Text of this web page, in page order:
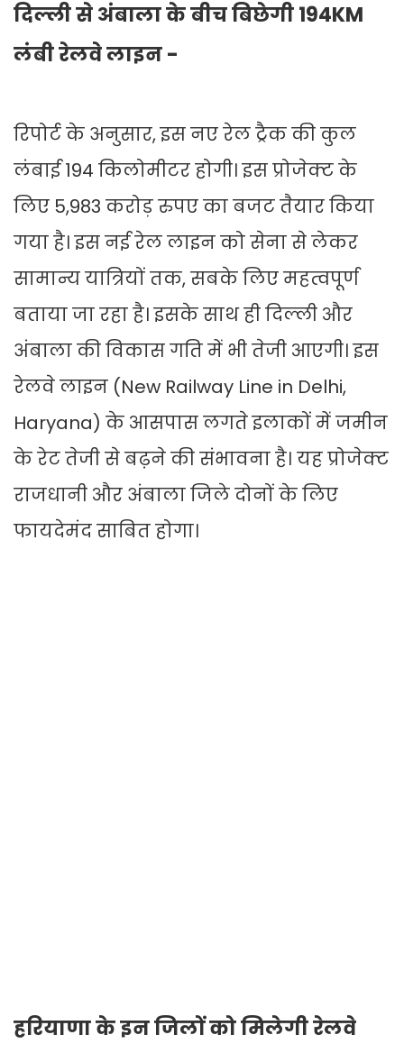
दिल्ली से अंबाला के बीच बिछेगी 194KM
लंबी रेलवे लाइन -
रिपोर्ट के अनुसार, इस नए रेल ट्रैक की कुल
लंबाई 194 किलोमीटर होगी। इस प्रोजेक्ट के
लिए 5,983 करोड़ रुपए का बजट तैयार किया
गया है। इस नई रेल लाइन को सेना से लेकर
सामान्य यात्रियों तक, सबके लिए महत्वपूर्ण
बताया जा रहा है। इसके साथ ही दिल्ली और
अंबाला की विकास गति में भी तेजी आएगी। इस
रेलवे लाइन (New Railway Line in Delhi,
Haryana) के आसपास लगते इलाकों में जमीन
के रेट तेजी से बढ़ने की संभावना है। यह प्रोजेक्ट
राजधानी और अंबाला जिले दोनों के लिए
फायदेमंद साबित होगा।
हरियाणा के इन जिलों को मिलेगी रेलवे